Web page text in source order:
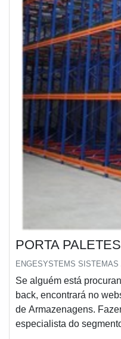
PORTA
ENGESYSTEMS
Se alguém está
back, encontrará no
de Armazenagens.
especialista do